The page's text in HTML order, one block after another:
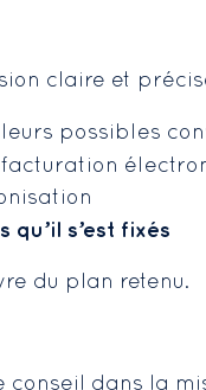
claire et
leurs possibles
s’est fixés
du plan retenu.
conseil dans la